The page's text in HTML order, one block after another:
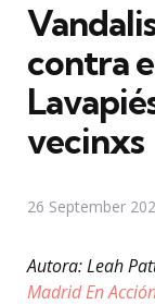
contra
vecinxs
26 September
Autora: Leah
Madrid En